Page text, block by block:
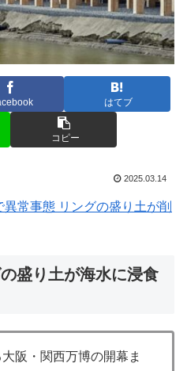
はてブ
コピー
2025.03.14
常事態 リングの盛り土が削
盛り土が海水に浸食
阪・関西万博の開幕ま